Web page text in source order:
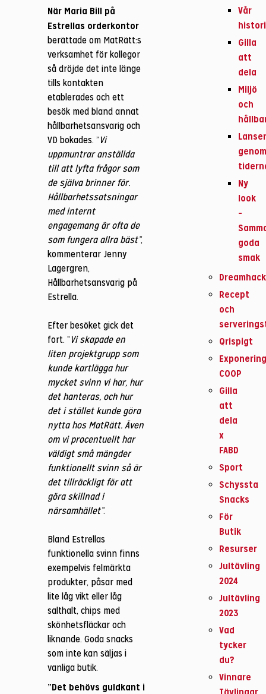
När Maria Bill på
Estrellas orderkontor
berättade om MatRätt:s
verksamhet för kollegor
så dröjde det inte länge
tills kontakten
etablerades och ett
besök med bland annat
hållbarhetsansvarig och
VD bokades. ” Vi
uppmuntrar anställda
till att lyfta frågor som
de själva brinner för.
Hållbarhetssatsningar
med internt
engagemang är ofta de
som fungera allra bäst”,
kommenterar Jenny
Lagergren,
Hållbarhetsansvarig på
Estrella.
Efter besöket gick det
fort. ” Vi skapade en
liten projektgrupp som
kunde kartlägga hur
mycket svinn vi har, hur
det hanteras, och hur
det i stället kunde göra
nytta hos MatRätt. Även
om vi procentuellt har
väldigt små mängder
funktionellt svinn så är
det tillräckligt för att
göra skillnad i
närsamhället”.
Bland Estrellas
funktionella svinn finns
exempelvis felmärkta
produkter, påsar med
lite låg vikt eller låg
salthalt, chips med
skönhetsfläckar och
liknande. Goda snacks
som inte kan säljas i
vanliga butik.
”Det behövs guldkant i
Vår
Gilla
att
dela
Miljö
och
Ny
look
–
goda
smak
Dreamhack
Recept
och
Qrispigt
COOP
Gilla
att
dela
x
FABD
Sport
Schyssta
Snacks
För
Butik
Resurser
Jultävling
2024
Jultävling
2023
Vad
tycker
du?
Vinnare
Tävlingar